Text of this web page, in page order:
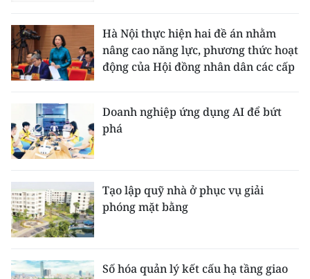
Hà Nội thực hiện hai đề án nhằm
nâng cao năng lực, phương thức hoạt
động của Hội đồng nhân dân các cấp
Doanh nghiệp ứng dụng AI để bứt
phá
Tạo lập quỹ nhà ở phục vụ giải
phóng mặt bằng
Số hóa quản lý kết cấu hạ tầng giao